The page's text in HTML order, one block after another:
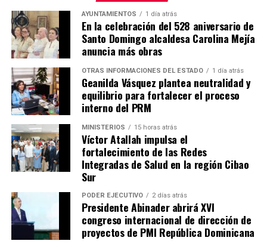
AYUNTAMIENTOS 1 día atrás
En la celebración del 528 aniversario de
Santo Domingo alcaldesa Carolina Mejía
anuncia más obras
OTRAS INFORMACIONES DEL ESTADO 1 día atrás
Geanilda Vásquez plantea neutralidad y
equilibrio para fortalecer el proceso
interno del PRM
MINISTERIOS 15 horas atrás
Víctor Atallah impulsa el
fortalecimiento de las Redes
Integradas de Salud en la región Cibao
Sur
PODER EJECUTIVO 2 días atrás
Presidente Abinader abrirá XVI
congreso internacional de dirección de
proyectos de PMI República Dominicana